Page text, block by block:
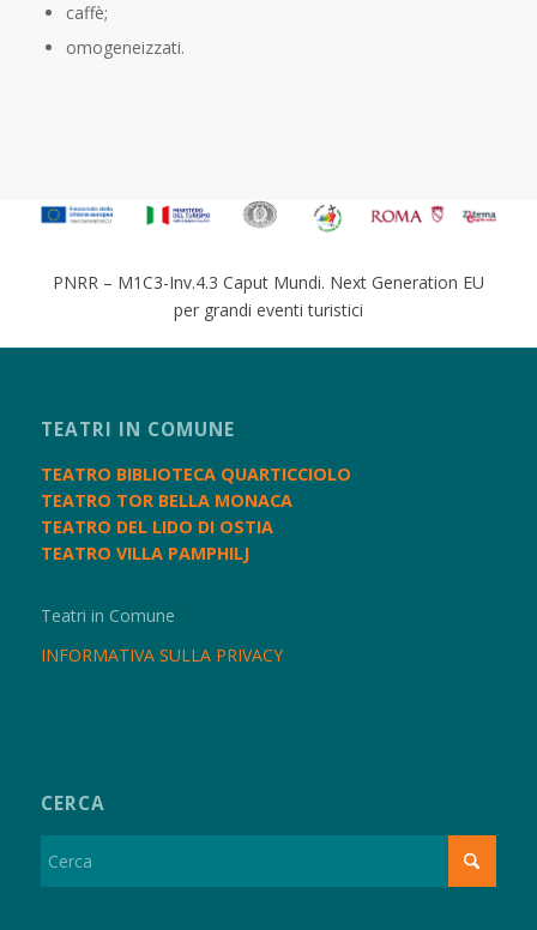
caffè;
omogeneizzati.
PNRR – M1C3-Inv.4.3 Caput Mundi. Next Generation EU
per grandi eventi turistici
TEATRI IN COMUNE
TEATRO BIBLIOTECA QUARTICCIOLO
TEATRO TOR BELLA MONACA
TEATRO DEL LIDO DI OSTIA
TEATRO VILLA PAMPHILJ
Teatri in Comune
INFORMATIVA SULLA PRIVACY
CERCA